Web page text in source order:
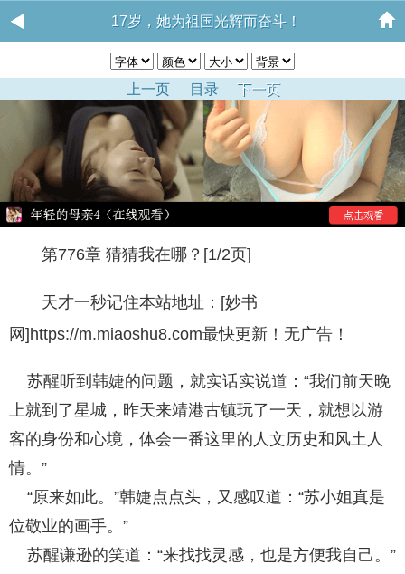
17岁，她为祖国光辉而奋斗！
上一页 目录 下一页
第776章 猜猜我在哪？[1/2页]
天才一秒记住本站地址：[妙书
网]https://m.miaoshu8.com最快更新！无广告！
苏醒听到韩婕的问题，就实话实说道：“我们前天晚
上就到了星城，昨天来靖港古镇玩了一天，就想以游
客的身份和心境，体会一番这里的人文历史和风土人
情。”
“原来如此。”韩婕点点头，又感叹道：“苏小姐真是
位敬业的画手。”
苏醒谦逊的笑道：“来找找灵感，也是方便我自己。”